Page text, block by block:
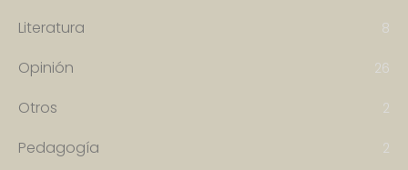
Literatura 8
Opinión 26
Otros 2
Pedagogía 2